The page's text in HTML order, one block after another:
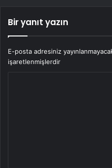
Bir yanıt yazın
E-posta adresiniz
işaretlenmişlerdir